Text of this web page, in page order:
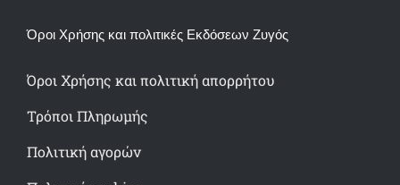
Όροι Χρήσης και πολιτικές Εκδόσεων Ζυγός
Όροι Χρήσης και πολιτική απορρήτου
Τρόποι Πληρωμής
Πολιτική αγορών